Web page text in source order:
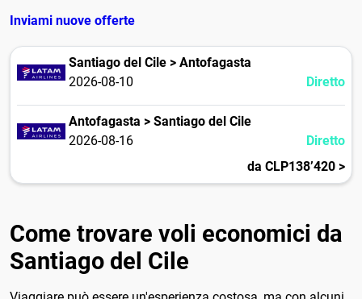
Inviami nuove offerte
Santiago del Cile > Antofagasta
2026-08-10
Diretto
Antofagasta > Santiago del Cile
2026-08-16
Diretto
da CLP138’420 >
Come trovare voli economici da
Santiago del Cile